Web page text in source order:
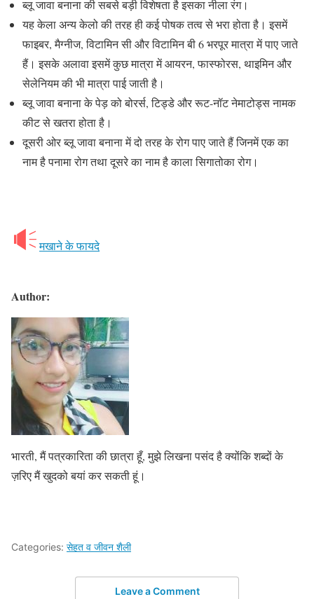
ब्लू जावा बनाना की सबसे बड़ी विशेषता है इसका नीला रंग।
यह केला अन्य केलो की तरह ही कई पोषक तत्व से भरा होता है। इसमें
फाइबर, मैग्नीज, विटामिन सी और विटामिन बी 6 भरपूर मात्रा में पाए जाते
हैं। इसके अलावा इसमें कुछ मात्रा में आयरन, फास्फोरस, थाइमिन और
सेलेनियम की भी मात्रा पाई जाती है।
ब्लू जावा बनाना के पेड़ को बोरर्स, टिड्डे और रूट-नॉट नेमाटोड्स नामक
कीट से खतरा होता है।
दूसरी ओर ब्लू जावा बनाना में दो तरह के रोग पाए जाते हैं जिनमें एक का
नाम है पनामा रोग तथा दूसरे का नाम है काला सिगातोका रोग।
मखाने के फायदे
Author:
भारती, मैं पत्रकारिता की छात्रा हूँ, मुझे लिखना पसंद है क्योंकि शब्दों के
ज़रिए मैं खुदको बयां कर सकती हूं।
Categories: सेहत व जीवन शैली
Leave a Comment